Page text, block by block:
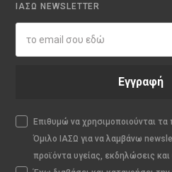
ΙΑΣΩ NEWSLETTER
Εγγραφή
Επιθυμώ να χρησιμοποιούνται
Όμιλο ΙΑΣΩ για να λαμβάνω
προϊόντα υγείας, εκδηλώσεις